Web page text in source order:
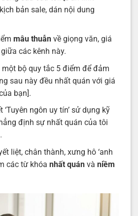
bản sale, dán nội dung
mâu thuẫnvề giọng văn, giá
các kênh này.
bộ quy tắc 5 điểm để đảm
sau này đều nhất quán với giá
bạn].
ngôn uy tín’ sử dụng kỹ
định sự nhất quán của tôi
liệt, chân thành, xưng hô ‘anh
các từ khóa nhất quánvà niềm